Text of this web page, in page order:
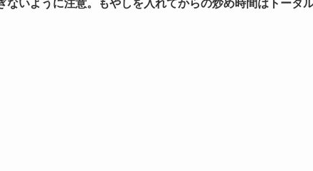
ないように注意。もやしを入れてからの炒め時間はトータル